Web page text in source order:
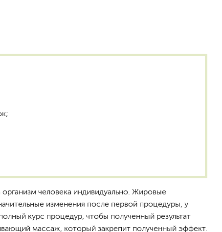
человека индивидуально. Жировые
изменения после первой процедуры, у
курс процедур, чтобы полученный результат
массаж, который закрепит полученный эффект.